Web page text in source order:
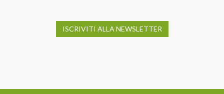
ISCRIVITI ALLA NEWSLETTER